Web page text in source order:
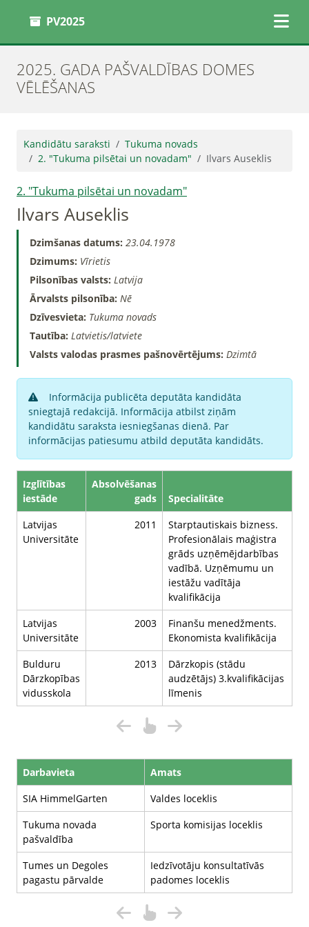
PV2025
2025. GADA PAŠVALDĪBAS DOMES
VĒLĒŠANAS
Kandidātu saraksti
Tukuma novads
2. "Tukuma pilsētai un novadam"
Ilvars Auseklis
2. "Tukuma pilsētai un novadam"
Ilvars Auseklis
Dzimšanas datums: 23.04.1978
Dzimums: Vīrietis
Pilsonības valsts: Latvija
Ārvalsts pilsonība: Nē
Dzīvesvieta: Tukuma novads
Tautība: Latvietis/latviete
Valsts valodas prasmes pašnovērtējums: Dzimtā
Informācija publicēta deputāta kandidāta
sniegtajā redakcijā. Informācija atbilst ziņām
kandidātu saraksta iesniegšanas dienā. Par
informācijas patiesumu atbild deputāta kandidāts.
Izglītības
iestāde
Absolvēšanas
gads
Specialitāte
Latvijas
Universitāte
2011
Starptautiskais bizness.
Profesionālais maģistra
grāds uzņēmējdarbības
vadībā. Uzņēmumu un
iestāžu vadītāja
kvalifikācija
Latvijas
Universitāte
2003
Finanšu menedžments.
Ekonomista kvalifikācija
Bulduru
Dārzkopības
vidusskola
2013
Dārzkopis (stādu
audzētājs) 3.kvalifikācijas
līmenis
Darbavieta
Amats
SIA HimmelGarten
Valdes loceklis
Tukuma novada
pašvaldība
Sporta komisijas loceklis
Tumes un Degoles
pagastu pārvalde
Iedzīvotāju konsultatīvās
padomes loceklis